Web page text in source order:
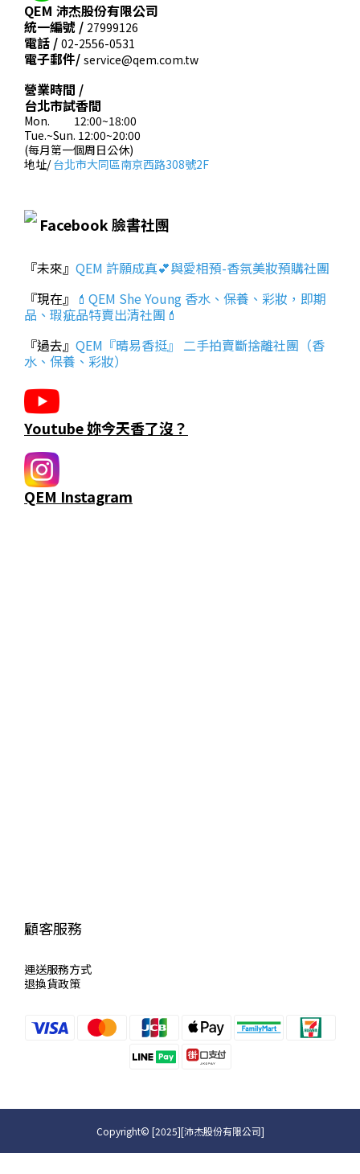
QEM 沛杰股份有限公司
統一編號 / 27999126
電話 / 02-2556-0531
電子郵件/ service@qem.com.tw
營業時間 /
台北市試香間
Mon. 12:00~18:00
Tue.~Sun. 12:00~20:00
(每月第一個周日公休)
地址/台北市大同區南京西路308號2F
Facebook 臉書社團
『未來』 QEM 許願成真💕與愛相預-香氛美妝預購社團
『現在』 💄QEM She Young 香水、保養、彩妝，即期
品、瑕疵品特賣出清社團💄
『過去』 QEM『晴易香挺』 二手拍賣斷捨離社團（香
水、保養、彩妝）
Youtube 妳今天香了沒？
QEM Instagram
顧客服務
運送服務方式
退換貨政策
Copyright© [2025][沛杰股份有限公司]